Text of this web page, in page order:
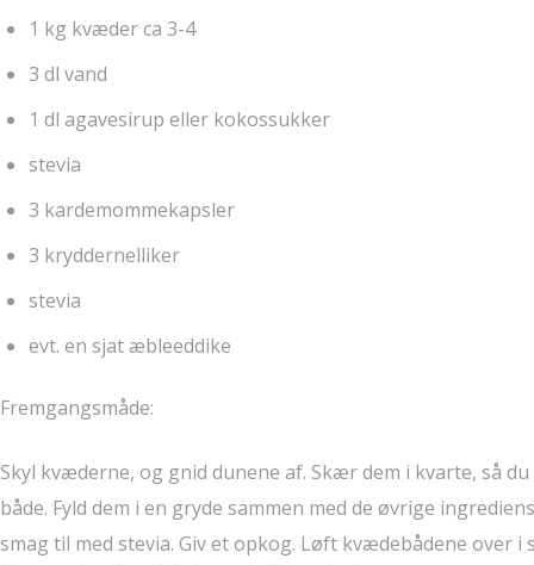
1 kg kvæder ca 3-4
3 dl vand
1 dl agavesirup eller kokossukker
stevia
3 kardemommekapsler
3 kryddernelliker
stevia
evt. en sjat æbleeddike
Fremgangsmåde:
Skyl kvæderne, og gnid dunene af. Skær dem i kvarte, så
både. Fyld dem i en gryde sammen med de øvrige
smag til med stevia. Giv et opkog. Løft kvædebådene over